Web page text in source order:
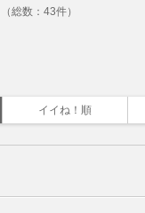
（総数：43件）
イイね！順